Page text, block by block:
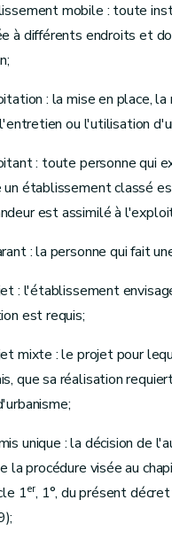
oeuvre du permis
d'exploitation et
Conditions d'exploitation
de l'exploitant
d'exploitant
et mesures
mobile : toute
à différents endroits et
: la mise en place,
ou l'utilisation
: toute personne qui
établissement classé
est assimilé à
: la personne qui fait
: l'établissement
est requis;
mixte : le projet pour
que sa réalisation
unique : la décision de
la procédure visée au
1er, 1°, du présent